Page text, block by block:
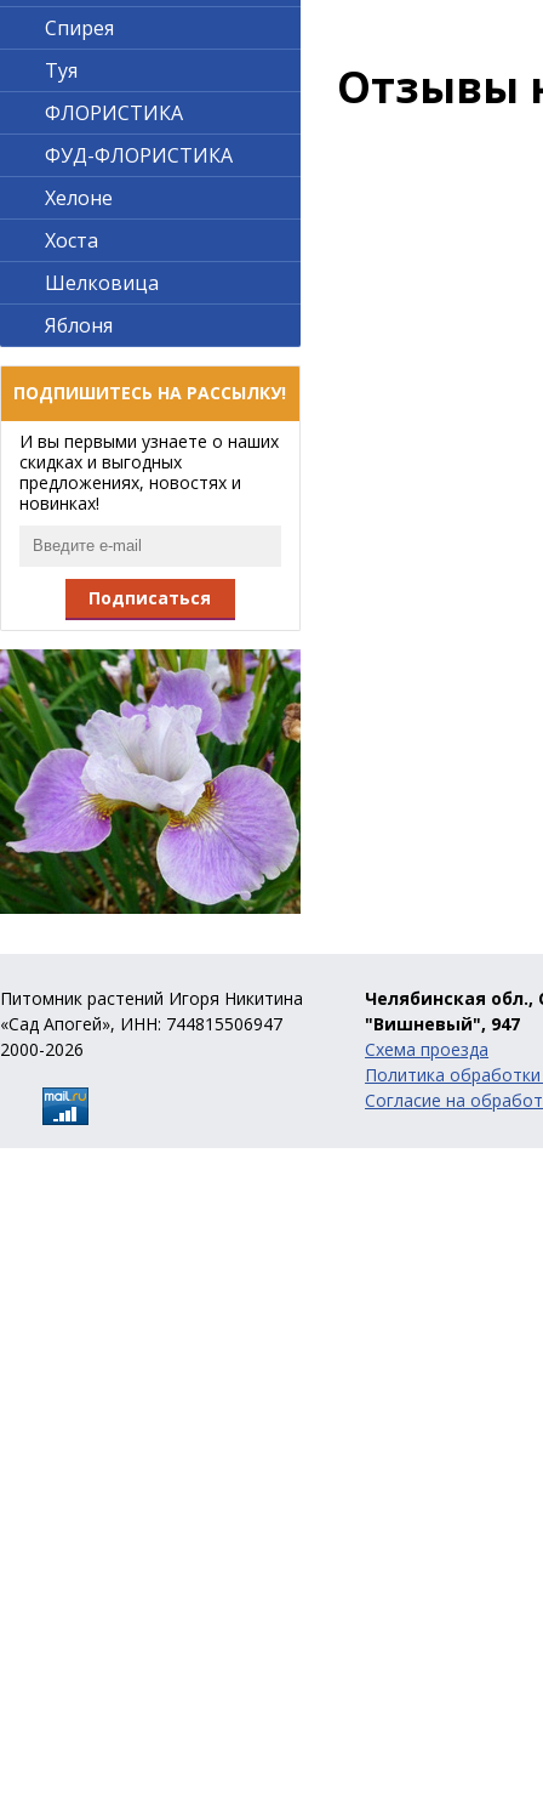
Отзывы
Спирея
Туя
ФЛОРИСТИКА
ФУД-ФЛОРИСТИКА
Хелоне
Хоста
Шелковица
Яблоня
ПОДПИШИТЕСЬ НА РАССЫЛКУ!
И вы первыми узнаете о наших
скидках и выгодных
предложениях, новостях и
новинках!
Подписаться
Питомник растений Игоря Никитина
«Сад Апогей», ИНН: 744815506947
2000-2026
Челябинская обл.,
"Вишневый", 947
Схема проезда
Политика
Согласие на